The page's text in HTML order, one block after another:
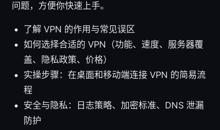
问题，方便你快速上手。
了解 VPN 的作用与常见误区
如何选择合适的 VPN（功能、速度、服务器覆
盖、隐私政策、价格）
实操步骤：在桌面和移动端连接 VPN 的简易流
程
安全与隐私：日志策略、加密标准、DNS 泄漏
防护